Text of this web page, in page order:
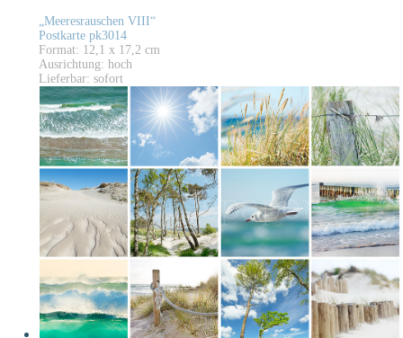
„Meeresrauschen VIII“
Postkarte pk3014
Format: 12,1 x 17,2 cm
Ausrichtung: hoch
Lieferbar: sofort